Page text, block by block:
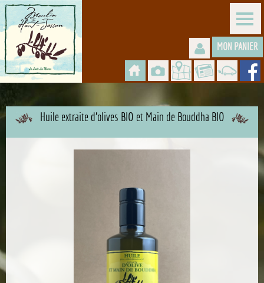
MON PANIER
Huile extraite d'olives BIO et Main de Bouddha BIO